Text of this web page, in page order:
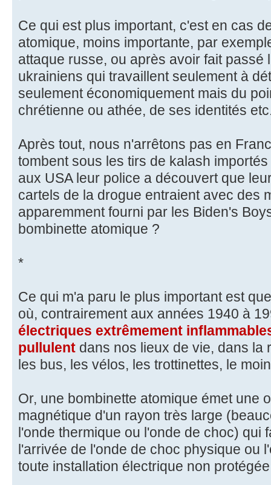
Ce qui est plus important, c'est en cas
atomique, moins importante, par
attaque russe, ou après avoir fait passé
ukrainiens qui travaillent seulement à
seulement économiquement mais du
chrétienne ou athée, de ses identités
Après tout, nous n'arrêtons pas en
tombent sous les tirs de kalash
aux USA leur police a découvert que
cartels de la drogue entraient avec des
apparemment fourni par les Biden's
bombinette atomique ?
*
Ce qui m'a paru le plus important est
où, contrairement aux années 1940 à
électriques extrêmement
pullulent dans nos lieux de vie, dans la
les bus, les vélos, les trottinettes, le
Or, une bombinette atomique émet une
magnétique d'un rayon très large
l'onde thermique ou l'onde de choc) qui
l'arrivée de l'onde de choc physique ou
toute installation électrique non